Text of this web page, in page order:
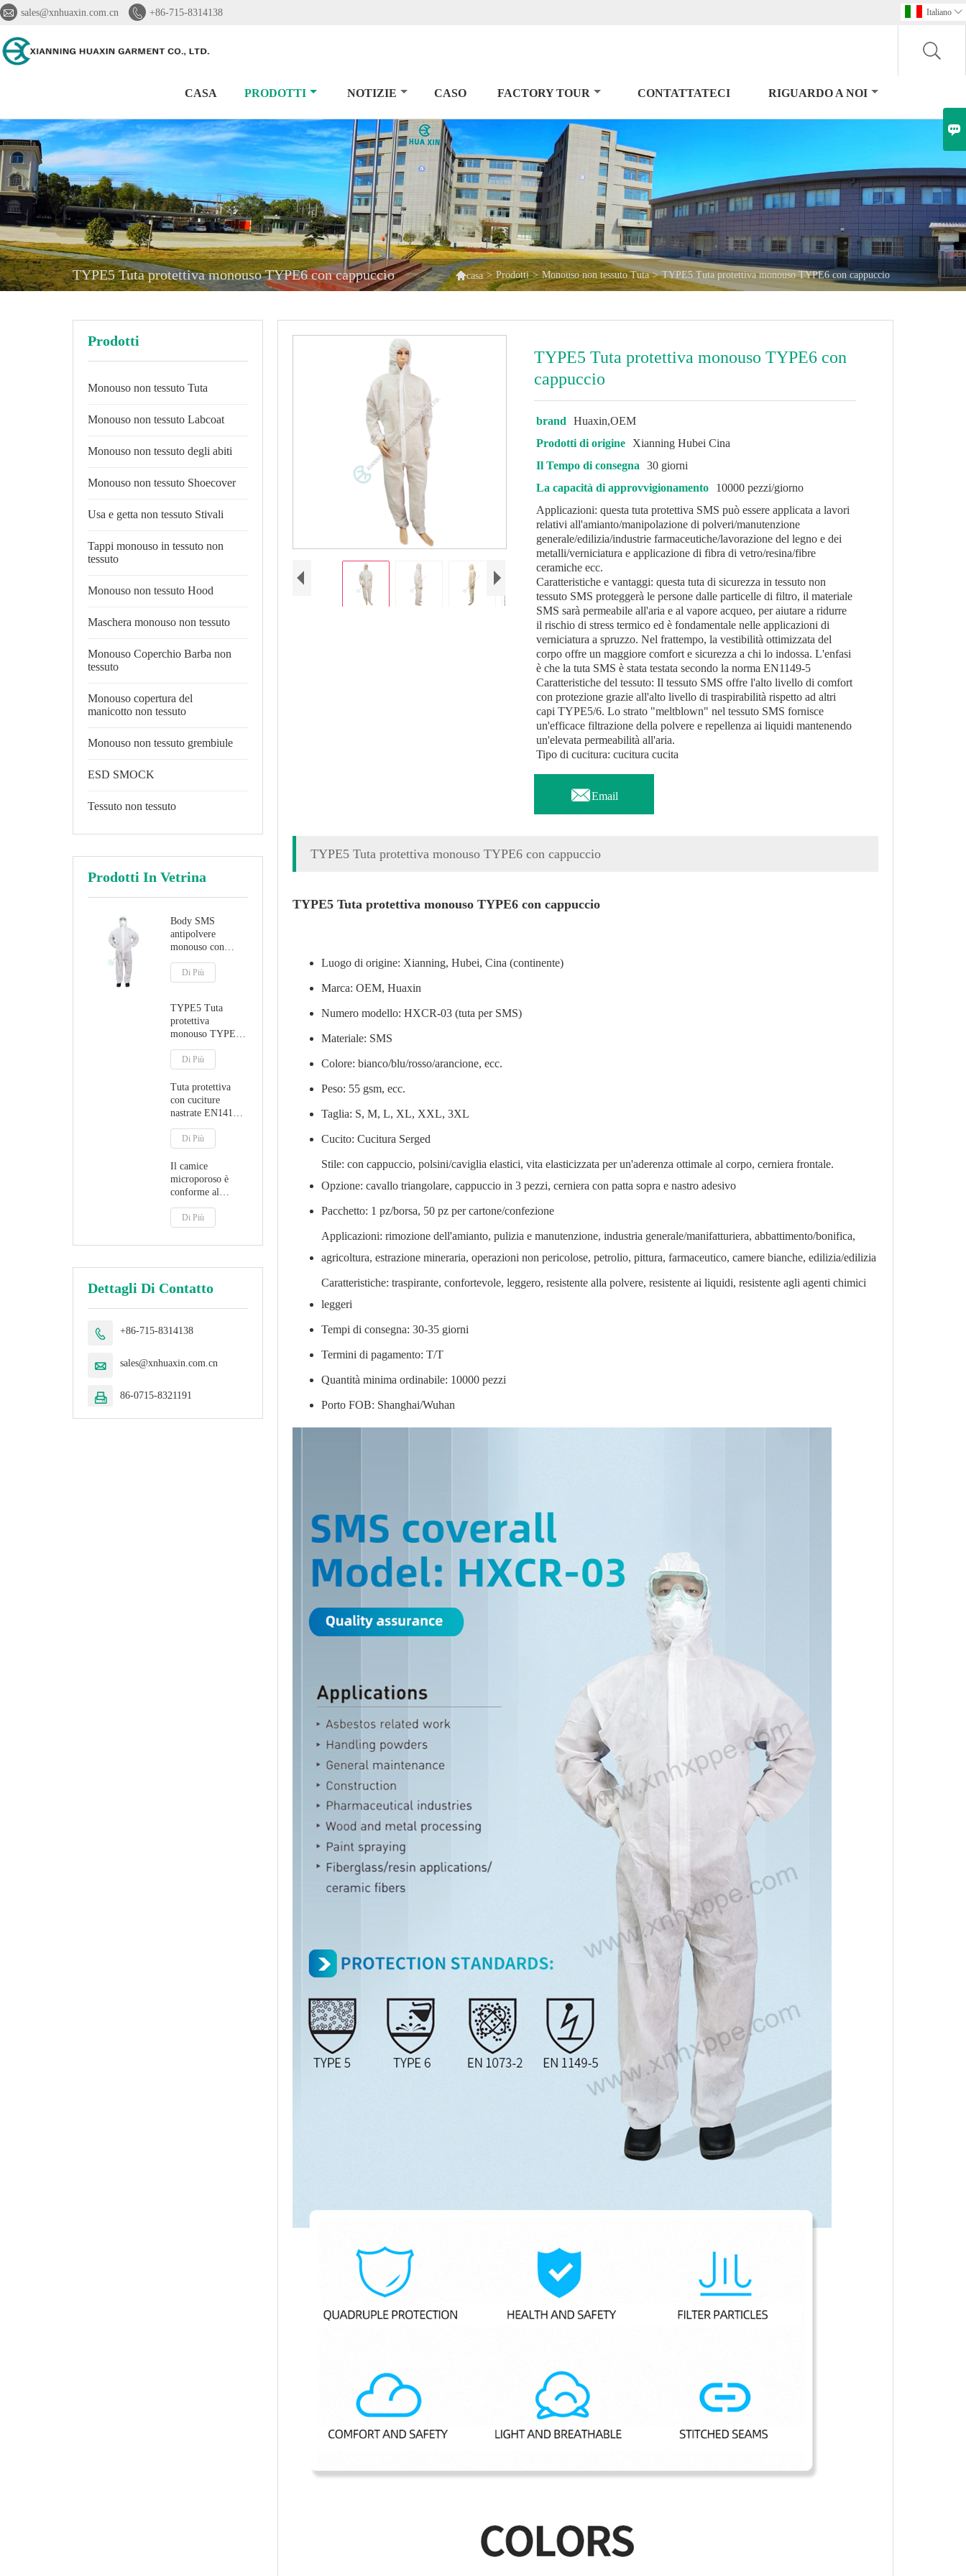
 sales@xnhuaxin.com.cn  +86-715-8314138 Italiano 
CASA PRODOTTI NOTIZIE CASO FACTORY TOUR CONTATTATECI RIGUARDO A NOI
TYPE5 Tuta protettiva monouso TYPE6 con cappuccio casa > Prodotti > Monouso non tessuto Tuta > TYPE5 Tuta protettiva monouso TYPE6 con cappuccio
Prodotti
Monouso non tessuto Tuta
Monouso non tessuto Labcoat
Monouso non tessuto degli abiti
Monouso non tessuto Shoecover
Usa e getta non tessuto Stivali
Tappi monouso in tessuto non
tessuto
Monouso non tessuto Hood
Maschera monouso non tessuto
Monouso Coperchio Barba non
tessuto
Monouso copertura del
manicotto non tessuto
Monouso non tessuto grembiule
ESD SMOCK
Tessuto non tessuto
Prodotti In Vetrina
Body SMS
antipolvere
monouso con
cappuccio
Di Più
TYPE5 Tuta
protettiva
monouso TYPE6
Di Più
Tuta protettiva
con cuciture
nastrate EN14126
Di Più
Il camice
microporoso è
conforme al
sui dispositivi
medici (UE)
2017/745
Di Più
Dettagli Di Contatto
 +86-715-8314138
 sales@xnhuaxin.com.cn
 86-0715-8321191
TYPE5 Tuta protettiva monouso TYPE6 con
cappuccio
brand
Huaxin,OEM
Prodotti di origine
Xianning Hubei Cina
Il Tempo di consegna
30 giorni
La capacità di approvvigionamento
10000 pezzi/giorno
Applicazioni: questa tuta protettiva SMS può essere applicata a lavori
relativi all'amianto/manipolazione di polveri/manutenzione
generale/edilizia/industrie farmaceutiche/lavorazione del legno e dei
metalli/verniciatura e applicazione di fibra di vetro/resina/fibre
ceramiche ecc.
Caratteristiche e vantaggi: questa tuta di sicurezza in tessuto non
tessuto SMS proteggerà le persone dalle particelle di filtro, il materiale
SMS sarà permeabile all'aria e al vapore acqueo, per aiutare a ridurre
il rischio di stress termico ed è fondamentale nelle applicazioni di
verniciatura a spruzzo. Nel frattempo, la vestibilità ottimizzata del
corpo offre un maggiore comfort e sicurezza a chi lo indossa. L'enfasi
è che la tuta SMS è stata testata secondo la norma EN1149-5
Caratteristiche del tessuto: Il tessuto SMS offre l'alto livello di comfort
con protezione grazie all'alto livello di traspirabilità rispetto ad altri
capi TYPE5/6. Lo strato "meltblown" nel tessuto SMS fornisce
un'efficace filtrazione della polvere e repellenza ai liquidi mantenendo
un'elevata permeabilità all'aria.
Tipo di cucitura: cucitura cucita
Email
TYPE5 Tuta protettiva monouso TYPE6 con cappuccio
TYPE5 Tuta protettiva monouso TYPE6 con cappuccio
Luogo di origine: Xianning, Hubei, Cina (continente)
Marca: OEM, Huaxin
Numero modello: HXCR-03 (tuta per SMS)
Materiale: SMS
Colore: bianco/blu/rosso/arancione, ecc.
Peso: 55 gsm, ecc.
Taglia: S, M, L, XL, XXL, 3XL
Cucito: Cucitura Serged
Stile: con cappuccio, polsini/caviglia elastici, vita elasticizzata per un'aderenza ottimale al corpo, cerniera frontale.
Opzione: cavallo triangolare, cappuccio in 3 pezzi, cerniera con patta sopra e nastro adesivo
Pacchetto: 1 pz/borsa, 50 pz per cartone/confezione
Applicazioni: rimozione dell'amianto, pulizia e manutenzione, industria generale/manifatturiera, abbattimento/bonifica,
agricoltura, estrazione mineraria, operazioni non pericolose, petrolio, pittura, farmaceutico, camere bianche, edilizia/edilizia
Caratteristiche: traspirante, confortevole, leggero, resistente alla polvere, resistente ai liquidi, resistente agli agenti chimici
leggeri
Tempi di consegna: 30-35 giorni
Termini di pagamento: T/T
Quantità minima ordinabile: 10000 pezzi
Porto FOB: Shanghai/Wuhan
